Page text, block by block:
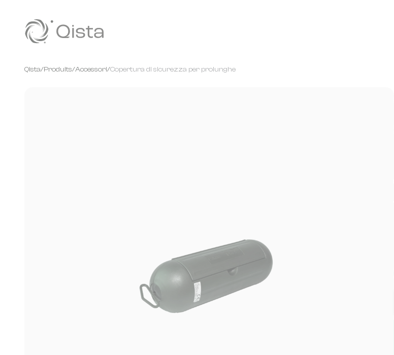
Qista/Produits/Accessori/Copertura di sicurezza per prolunghe